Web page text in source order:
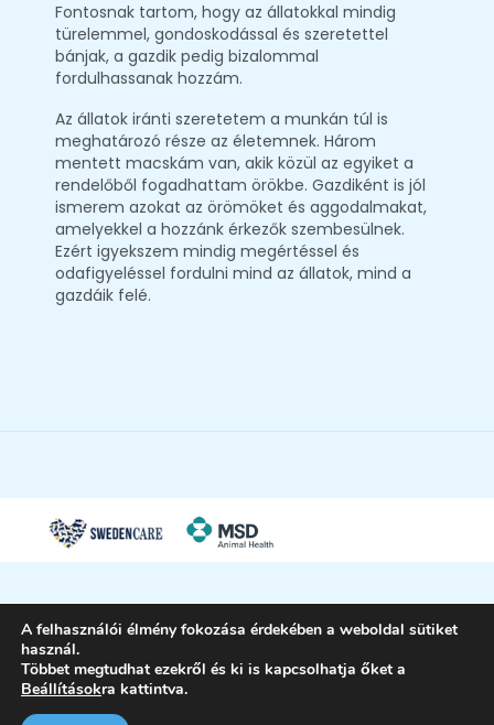
Fontosnak tartom, hogy az állatokkal mindig
türelemmel, gondoskodással és szeretettel
bánjak, a gazdik pedig bizalommal
fordulhassanak hozzám.
Az állatok iránti szeretetem a munkán túl is
meghatározó része az életemnek. Három
mentett macskám van, akik közül az egyiket a
rendelőből fogadhattam örökbe. Gazdiként is jól
ismerem azokat az örömöket és aggodalmakat,
amelyekkel a hozzánk érkezők szembesülnek.
Ezért igyekszem mindig megértéssel és
odafigyeléssel fordulni mind az állatok, mind a
gazdáik felé.
Petlegio | Trovet Hungary Kft. ©
A felhasználói élmény fokozása érdekében a weboldal sütiket
használ.
Többet megtudhat ezekről és ki is kapcsolhatja őket a
Beállításokra kattintva.